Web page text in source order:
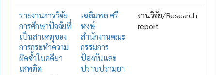
รายงานการวิจัย
การศึกษาปัจจัยที่
เป็นสาเหตุของ
การกระทำความ
ผิดซ้ำในคดียา
เสพติด
เฉลิมพล ศรี
หงษ์
สำนักงานคณะ
กรรมการ
ป้องกันและ
ปราบปรามยา
งานวิจัย/Research
report